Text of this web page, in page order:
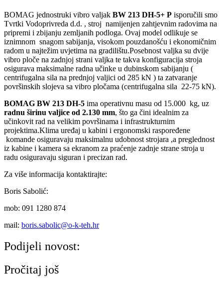
BOMAG jednostruki vibro valjak BW 213 DH-5+ P isporučili smo
Tvrtki Vodoprivreda d.d. , stroj namijenjen zahtjevnim radovima na
pripremi i zbijanju zemljanih podloga. Ovaj model odlikuje se
iznimnom snagom sabijanja, visokom pouzdanošću i ekonomičnim
radom u najtežim uvjetima na gradilištu.Posebnost valjka su dvije
vibro ploče na zadnjoj strani valjka te takva konfiguracija stroja
osigurava maksimalne radna učinke u dubinskom sabijanju (
centrifugalna sila na prednjoj valjici od 285 kN ) ta zatvaranje
površinskih slojeva sa vibro pločama (centrifugalna sila 22-75 kN).
BOMAG BW 213 DH-5 ima operativnu masu od 15.000 kg, uz
radnu širinu valjice od 2.130 mm, što ga čini idealnim za
učinkovit rad na velikim površinama i infrastrukturnim
projektima.Klima uređaj u kabini i ergonomski raspoređene
komande osiguravaju maksimalnu udobnost strojara ,a preglednost
iz kabine i kamera sa ekranom za praćenje zadnje strane stroja u
radu osiguravaju siguran i precizan rad.
Za više informacija kontaktirajte:
Boris Sabolić:
mob: 091 1280 874
mail: boris.sabolic@o-k-teh.hr
Podijeli novost:
Pročitaj još